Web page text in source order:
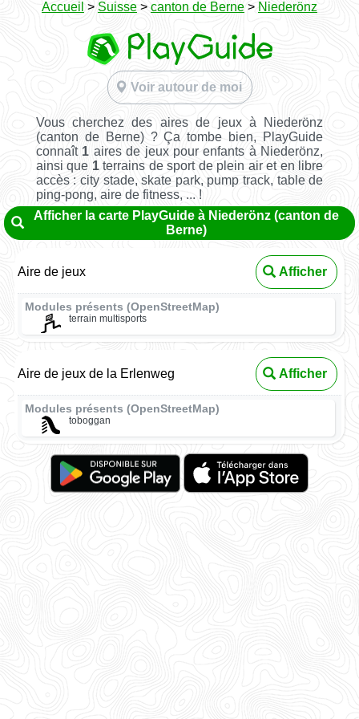
Accueil > Suisse > canton de Berne > Niederönz
Voir autour de moi
Vous cherchez des aires de jeux à Niederönz
(canton de Berne) ? Ça tombe bien, PlayGuide
connaît 1 aires de jeux pour enfants à Niederönz,
ainsi que 1terrains de sport de plein air et en libre
accès : city stade, skate park, pump track, table de
ping-pong, aire de fitness, ... !
Afficher la carte PlayGuide à Niederönz (canton de
Berne)
Aire de jeux Afficher
Modules présents (OpenStreetMap)
terrain multisports
Aire de jeux de la Erlenweg Afficher
Modules présents (OpenStreetMap)
toboggan